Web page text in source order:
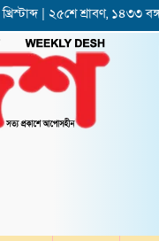
| ২৫শে শ্রাবণ, ১৪৩৩